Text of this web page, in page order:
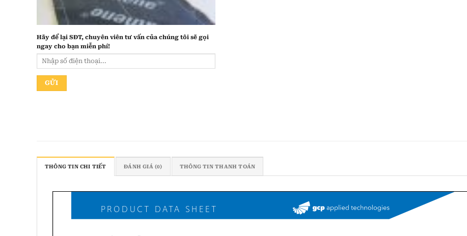
Hãy để lại SĐT, chuyên viên tư vấn của chúng tôi sẽ gọi
ngay cho bạn miễn phí!
THÔNG TIN CHI TIẾT ĐÁNH GIÁ (0) THÔNG TIN THANH TOÁN